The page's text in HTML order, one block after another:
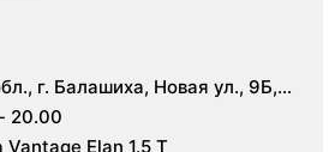
г. Балашиха, Новая ул., 9Б,
20.00
Elan 1.5 Т